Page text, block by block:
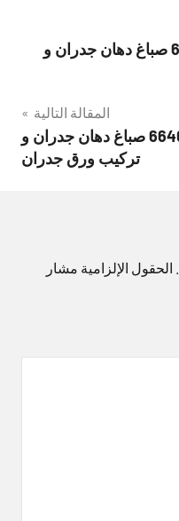
صباغ هندي أبو حليفة 66405052 صباغ دهان جدران و
المقالة التالية
صباغ هندي ابوفطيرة 66405052 صباغ دهان جدران و
تركيب ورق جدران
الحقول الإلزامية مشار